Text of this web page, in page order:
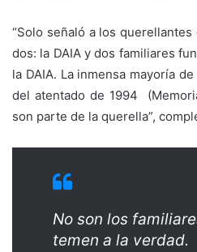
“Solo señaló a los
dos: la DAIA y dos familiares
la DAIA. La inmensa mayoría
del atentado de 1994
son parte de la querella”,
No son los
temen a la verdad.